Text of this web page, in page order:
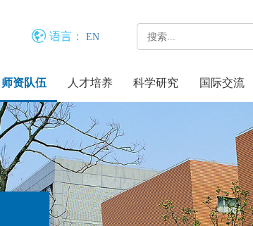
语言： EN
师资队伍 人才培养 科学研究 国际交流